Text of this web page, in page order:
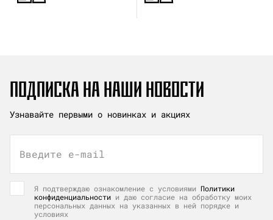
ПОДПИСКА НА НАШИ НОВОСТИ
Узнавайте первыми о новинках и акциях
Введите e-mail
Я подтверждаю ознакомление с условиями Политики
конфиденциальности и даю согласие на обработку моих
персональных данных на указанных в ней порядке и
условиях